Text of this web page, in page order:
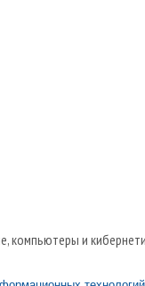
компьютеры и